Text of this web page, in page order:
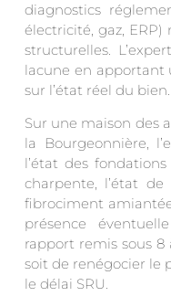
diagnostics
électricité, gaz,
structurelles.
lacune en apportant
sur l’état réel du bien.
Sur une maison des
la Bourgeonnière,
l’état des
charpente, l’état
fibrociment
présence
rapport remis sous 8
soit de renégocier le
le délai SRU.